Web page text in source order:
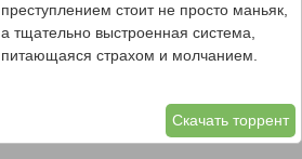
преступлением стоит не просто маньяк,
а тщательно выстроенная система,
питающаяся страхом и молчанием.
ними новые уровни цинизма и
жестокости, где правда становится
опаснее самой лжи. В атмосфере
Скачать торрент